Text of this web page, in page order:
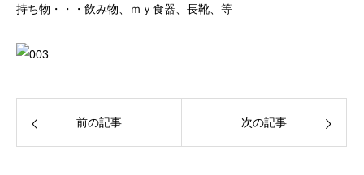
持ち物・・・飲み物、ｍｙ食器、長靴、等
前の記事 次の記事